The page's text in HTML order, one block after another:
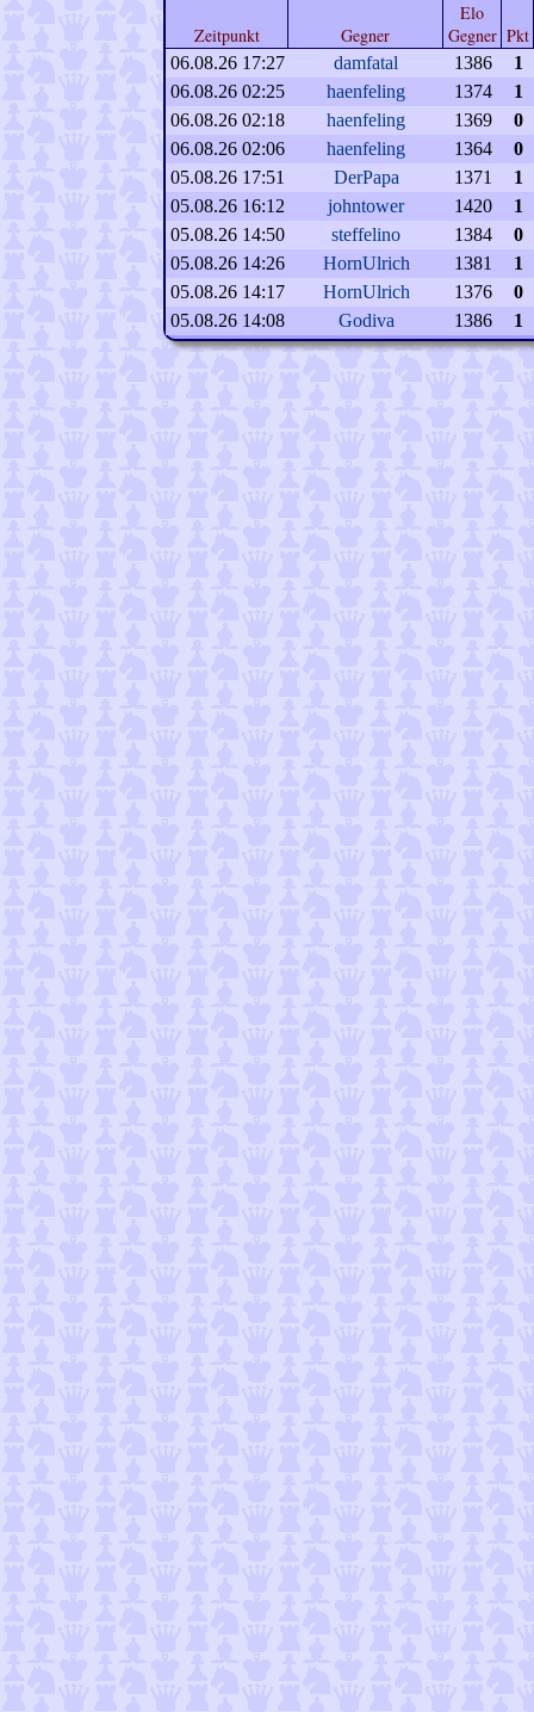
Zeitpunkt Gegner
Elo
Gegner Pkt
06.08.26 17:27 damfatal 1386
1
06.08.26 02:25
haenfeling 1374
1
06.08.26 02:18
haenfeling 1369
0
06.08.26 02:06
haenfeling 1364
0
05.08.26 17:51
DerPapa 1371
1
05.08.26 16:12
johntower 1420
1
05.08.26 14:50
steffelino 1384
0
05.08.26 14:26
HornUlrich 1381
1
05.08.26 14:17
HornUlrich 1376
0
05.08.26 14:08
Godiva 1386 1